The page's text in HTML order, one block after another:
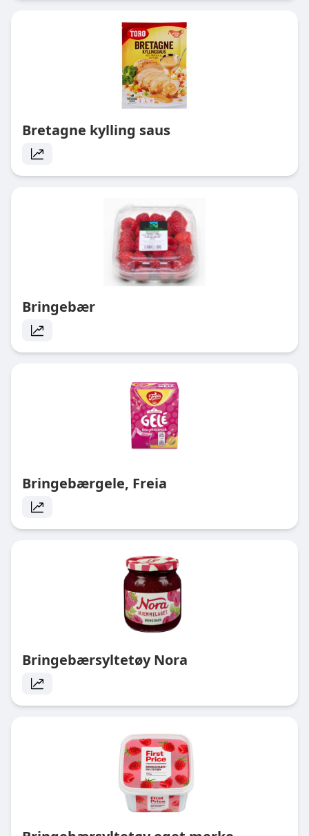
Bretagne kylling saus
Bringebær
Bringebærgele, Freia
Bringebærsyltetøy Nora